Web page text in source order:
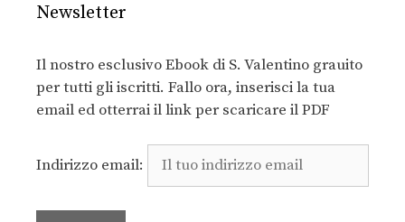
Newsletter
Il nostro esclusivo Ebook di S. Valentino grauito
per tutti gli iscritti. Fallo ora, inserisci la tua
email ed otterrai il link per scaricare il PDF
Indirizzo email: